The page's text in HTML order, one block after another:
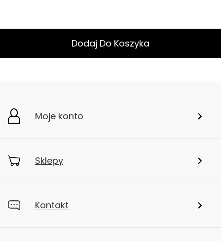
Dodaj Do Koszyka
Moje konto
Sklepy
Kontakt